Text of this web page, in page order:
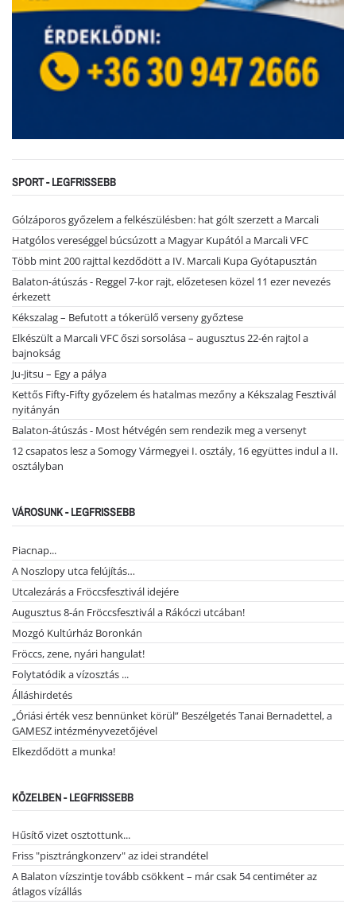
SPORT - LEGFRISSEBB
Gólzáporos győzelem a felkészülésben: hat gólt szerzett a Marcali
Hatgólos vereséggel búcsúzott a Magyar Kupától a Marcali VFC
Több mint 200 rajttal kezdődött a IV. Marcali Kupa Gyótapusztán
Balaton-átúszás - Reggel 7-kor rajt, előzetesen közel 11 ezer nevezés
érkezett
Kékszalag – Befutott a tókerülő verseny győztese
Elkészült a Marcali VFC őszi sorsolása – augusztus 22-én rajtol a
bajnokság
Ju-Jitsu – Egy a pálya
Kettős Fifty-Fifty győzelem és hatalmas mezőny a Kékszalag Fesztivál
nyitányán
Balaton-átúszás - Most hétvégén sem rendezik meg a versenyt
12 csapatos lesz a Somogy Vármegyei I. osztály, 16 együttes indul a II.
osztályban
VÁROSUNK - LEGFRISSEBB
Piacnap...
A Noszlopy utca felújítás…
Utcalezárás a Fröccsfesztivál idejére
Augusztus 8-án Fröccsfesztivál a Rákóczi utcában!
Mozgó Kultúrház Boronkán
Fröccs, zene, nyári hangulat!
Folytatódik a vízosztás ...
Álláshirdetés
„Óriási érték vesz bennünket körül” Beszélgetés Tanai Bernadettel, a
GAMESZ intézményvezetőjével
Elkezdődött a munka!
KÖZELBEN - LEGFRISSEBB
Hűsítő vizet osztottunk...
Friss "pisztrángkonzerv" az idei strandétel
A Balaton vízszintje tovább csökkent – már csak 54 centiméter az
átlagos vízállás